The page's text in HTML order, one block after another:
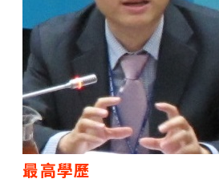
最高學歷